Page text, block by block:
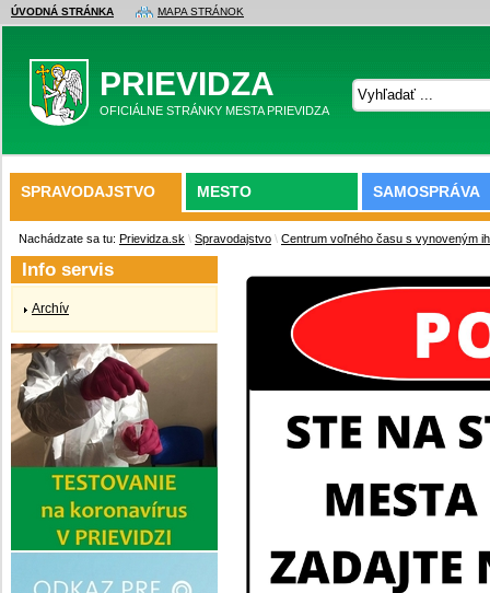
ÚVODNÁ STRÁNKA MAPA STRÁNOK
PRIEVIDZA
OFICIÁLNE STRÁNKY MESTA PRIEVIDZA
SPRAVODAJSTVO MESTO SAMOSPRÁVA
Nachádzate sa tu: Prievidza.sk \ Spravodajstvo \ Centrum voľného času s vynoveným
Info servis
Archív